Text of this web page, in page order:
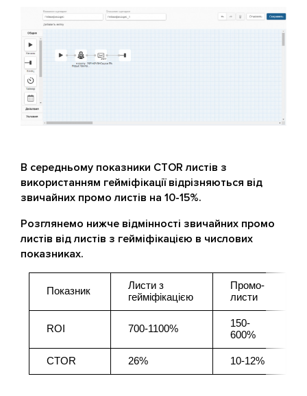
В середньому показники CTOR листів з
використанням гейміфікації відрізняються від
звичайних промо листів на 10-15%.
Розглянемо нижче відмінності звичайних промо
листів від листів з гейміфікацією в числових
показниках.
Показник
Листи з
гейміфікацією
Промо-
листи
ROI 700-1100%
150-
600%
CTOR 26% 10-12%